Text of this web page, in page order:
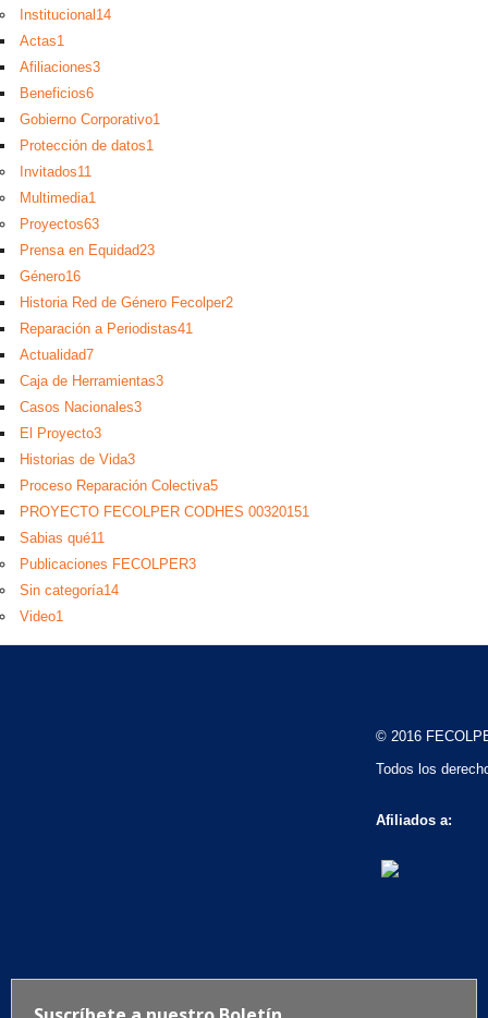
Institucional 14
Actas1
Afiliaciones3
Beneficios6
Gobierno Corporativo1
Protección de datos1
Invitados11
Multimedia1
Proyectos63
Prensa en Equidad23
Género16
Historia Red de Género Fecolper2
Reparación a Periodistas41
Actualidad7
Caja de Herramientas3
Casos Nacionales3
El Proyecto3
Historias de Vida3
Proceso Reparación Colectiva5
PROYECTO FECOLPER CODHES 00320151
Sabias qué11
Publicaciones FECOLPER3
Sin categoría14
Video1
© 2016
Todos los
Afiliados a: